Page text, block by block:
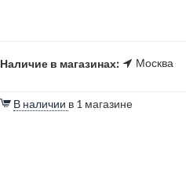
Наличие в магазинах: Москва
В наличии в 1 магазине